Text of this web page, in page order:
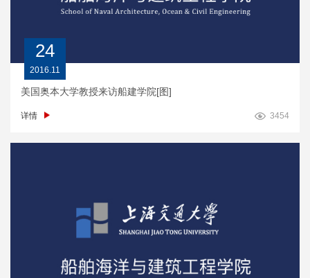
24
2016.11
美国奥本大学教授来访船建学院[图]
详情 3454